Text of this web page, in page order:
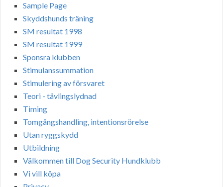
Sample Page
Skyddshunds träning
SM resultat 1998
SM resultat 1999
Sponsra klubben
Stimulanssummation
Stimulering av försvaret
Teori - tävlingslydnad
Timing
Tomgångshandling, intentionsrörelse
Utan ryggskydd
Utbildning
Välkommen till Dog Security Hundklubb
Vi vill köpa